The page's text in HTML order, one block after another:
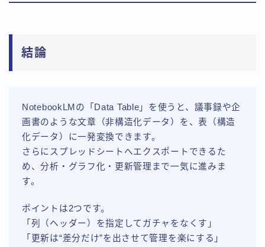
結論
NotebookLMの「Data Table」を使うと、議事録や企
画書のような文章（非構造化データ）を、表（構造
化データ）に一発変換できます。
さらにスプレッドシートへエクスポートできるた
め、分析・グラフ化・更新管理まで一気に進みま
す。
ポイントは2つです。
「列（ヘッダー）を指定してガチャをなくす」
「更新は“差分だけ”を出させて管理を楽にする」